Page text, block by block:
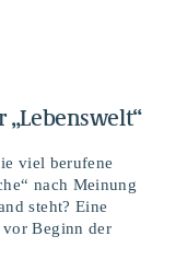
„Lebenswelt“
viel berufene
nach Meinung
steht? Eine
vor Beginn der